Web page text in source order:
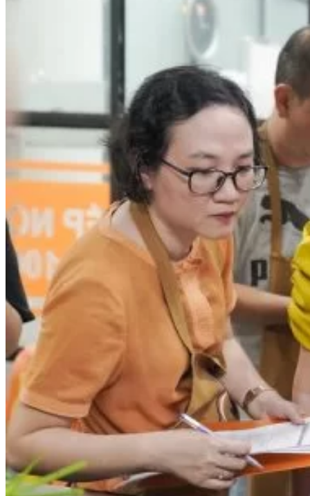
Chưa có sản phẩm trong giỏ hàng.
Giỏ hàng
Chưa có sản phẩm trong giỏ hàng.